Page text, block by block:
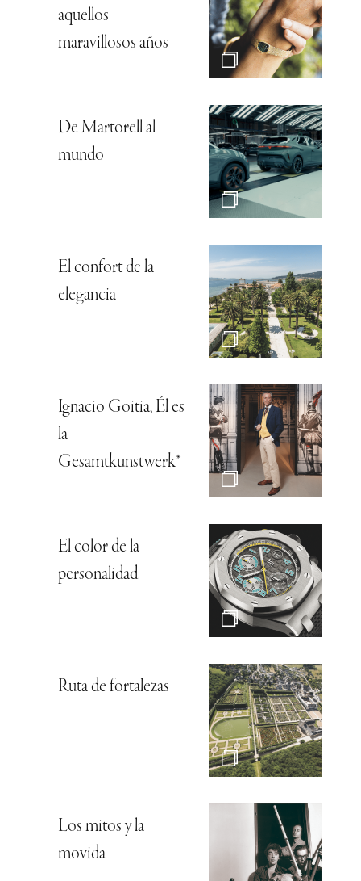
aquellos
maravillosos años
De Martorell al
mundo
El confort de la
elegancia
Ignacio Goitia, Él es
la
Gesamtkunstwerk*
El color de la
personalidad
Ruta de fortalezas
Los mitos y la
movida